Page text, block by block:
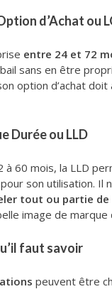
d’Achat ou
entre 24 et 72
sans en être
option d’achat
Durée ou LLD
à 60 mois, la LLD
son utilisation. Il
tout ou partie
image de
faut savoir
peuvent être